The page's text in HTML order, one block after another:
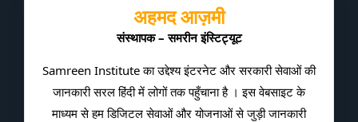
अहमद आज़मी
संस्थापक – समरीन इंस्टिट्यूट
Samreen Institute का उद्देश्य इंटरनेट और सरकारी सेवाओं की
जानकारी सरल हिंदी में लोगों तक पहुँचाना है । इस वेबसाइट के
माध्यम से हम डिजिटल सेवाओं और योजनाओं से जुड़ी जानकारी